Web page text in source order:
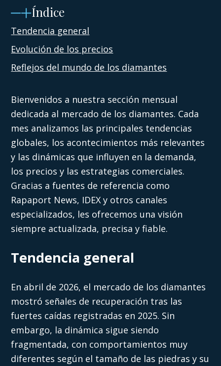
Índice
Tendencia general
Evolución de los precios
Reflejos del mundo de los diamantes
Bienvenidos a nuestra sección mensual
dedicada al mercado de los diamantes. Cada
mes analizamos las principales tendencias
globales, los acontecimientos más relevantes
y las dinámicas que influyen en la demanda,
los precios y las estrategias comerciales.
Gracias a fuentes de referencia como
Rapaport News, IDEX y otros canales
especializados, les ofrecemos una visión
siempre actualizada, precisa y fiable.
Tendencia general
En abril de 2026, el mercado de los diamantes
mostró señales de recuperación tras las
fuertes caídas registradas en 2025. Sin
embargo, la dinámica sigue siendo
fragmentada, con comportamientos muy
diferentes según el tamaño de las piedras y su